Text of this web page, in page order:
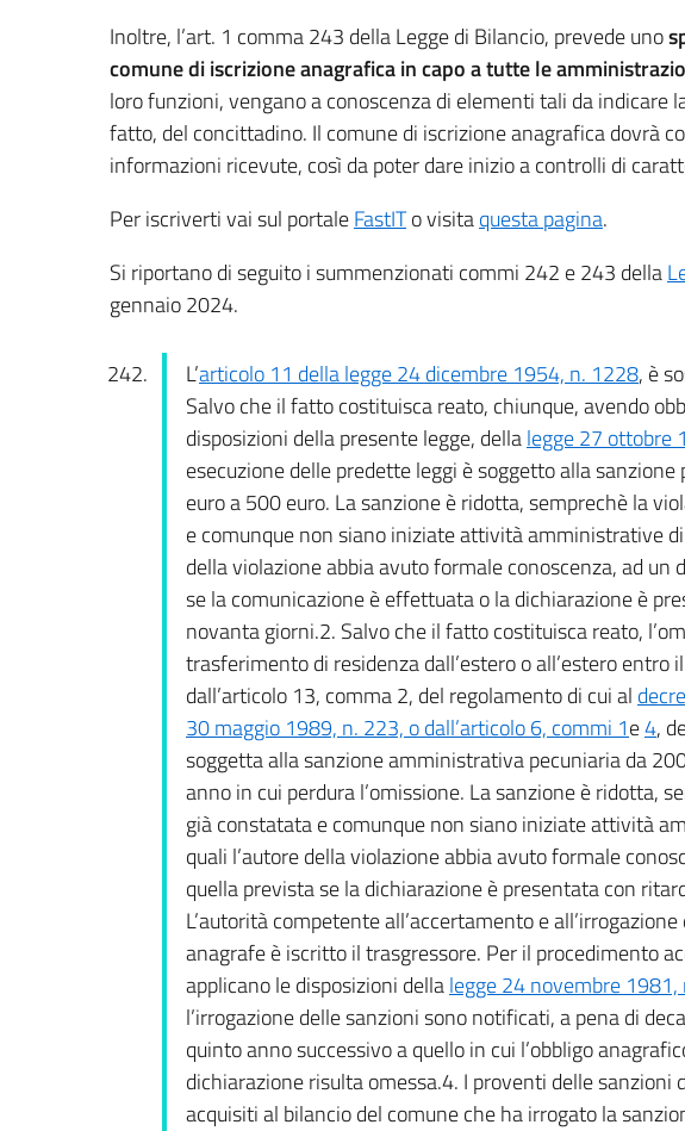
Inoltre, l’art. 1 comma 243 della Legge di Bilancio, prevede uno
comune di iscrizione anagrafica in capo a tutte le
loro funzioni, vengano a conoscenza di elementi tali da indicare
fatto, del concittadino. Il comune di iscrizione anagrafica dovrà
informazioni ricevute, così da poter dare inizio a controlli di
Per iscriverti vai sul portaleFastITo visitaquesta pagina.
Si riportano di seguito i summenzionati commi 242 e 243 della
gennaio 2024.
L’articolo 11 della legge 24 dicembre 1954, n. 1228, è
Salvo che il fatto costituisca reato, chiunque, avendo
disposizioni della presente legge, dellalegge 27 ottobre
esecuzione delle predette leggi è soggetto alla
euro a 500 euro. La sanzione è ridotta, semprechè la
e comunque non siano iniziate attività amministrative
della violazione abbia avuto formale conoscenza, ad
se la comunicazione è effettuata o la dichiarazione è
novanta giorni.2. Salvo che il fatto costituisca reato,
trasferimento di residenza dall’estero o all’estero
dall’articolo 13, comma 2, del regolamento di cui al
30 maggio 1989, n. 223, o dall’articolo 6, commi 1e4,
soggetta alla sanzione amministrativa pecuniaria da
anno in cui perdura l’omissione. La sanzione è ridotta,
già constatata e comunque non siano iniziate attività
quali l’autore della violazione abbia avuto formale
quella prevista se la dichiarazione è presentata con
L’autorità competente all’accertamento e
anagrafe è iscritto il trasgressore. Per il procedimento
applicano le disposizioni dellalegge 24 novembre 1981,
l’irrogazione delle sanzioni sono notificati, a pena di
quinto anno successivo a quello in cui l’obbligo
dichiarazione risulta omessa.4. I proventi delle sanzioni
acquisiti al bilancio del comune che ha irrogato la